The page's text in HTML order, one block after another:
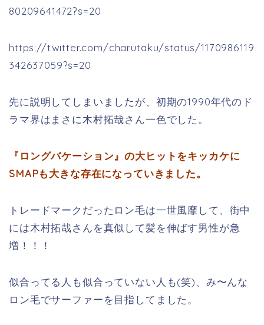
80209641472?s=20
https://twitter.com/charutaku/status/1170986119
342637059?s=20
先に説明してしまいましたが、初期の1990年代のド
ラマ界はまさに木村拓哉さん一色でした。
『ロングバケーション』の大ヒットをキッカケに
SMAPも大きな存在になっていきました。
トレードマークだったロン毛は一世風靡して、街中
には木村拓哉さんを真似して髪を伸ばす男性が急
増！！！
似合ってる人も似合っていない人も(笑)、み〜んな
ロン毛でサーファーを目指してました。